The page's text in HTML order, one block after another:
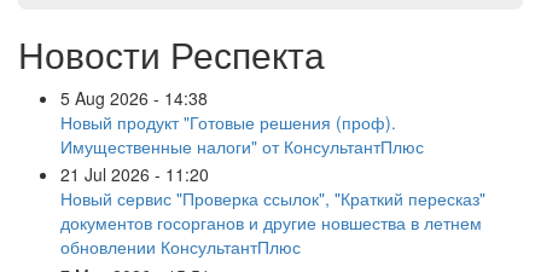
Новости Респекта
5 Aug 2026 - 14:38
Новый продукт "Готовые решения (проф).
Имущественные налоги" от КонсультантПлюс
21 Jul 2026 - 11:20
Новый сервис "Проверка ссылок", "Краткий пересказ"
документов госорганов и другие новшества в летнем
обновлении КонсультантПлюс